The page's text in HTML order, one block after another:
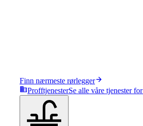
Finn nærmeste rørlegger
ProfftjenesterSe alle våre tjenester